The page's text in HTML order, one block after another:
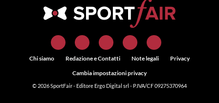
Chi siamo Redazione e Contatti Note legali
Privacy
Cambia impostazioni privacy
© 2026SportFair- Editore Ergo Digital srl - P.IVA/CF 09275370964